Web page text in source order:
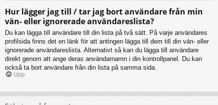
Hur lägger jag till / tar jag bort användare från min
vän- eller ignorerade användareslista?
Du kan lägga till användare till din lista på två sätt. På varje användares
profilsida finns det en länk för att antingen lägga till dem till din vän- eller
ignorerade användareslista. Alternativt så kan du lägga till användare
direkt genom att ange deras användarnamn i din kontrollpanel. Du kan
också ta bort användare från din lista på samma sida.
Upp